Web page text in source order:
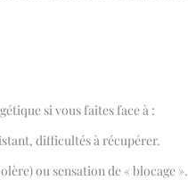
si vous faites face à :
difficultés à récupérer.
ou sensation de « blocage ».